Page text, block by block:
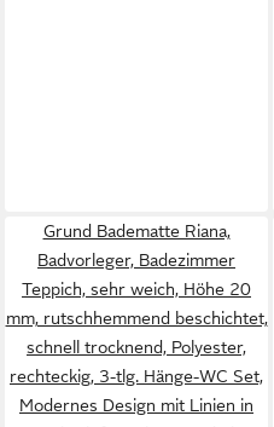
Grund Badematte Riana,
Badvorleger, Badezimmer
Teppich, sehr weich, Höhe 20
mm, rutschhemmend beschichtet,
schnell trocknend, Polyester,
rechteckig, 3-tlg. Hänge-WC Set,
Modernes Design mit Linien in